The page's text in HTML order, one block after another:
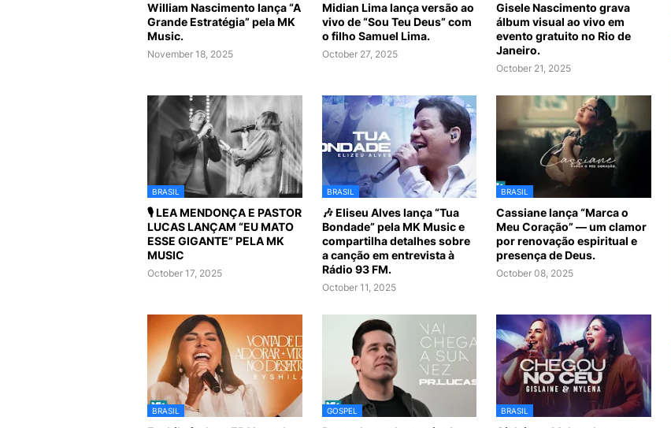
William Nascimento lança “A
Grande Estratégia” pela MK
Music.
November 18, 2025
Midian Lima lança versão ao
vivo de “Sou Teu Deus” com
o filho Samuel Lima.
October 27, 2025
Gisele Nascimento grava
álbum visual ao vivo em
evento gratuito no Rio de
Janeiro.
October 21, 2025
BRASIL
🎙️ LEA MENDONÇA E PASTOR
LUCAS LANÇAM “EU MATO
ESSE GIGANTE” PELA MK
MUSIC
October 17, 2025
BRASIL
🎶 Eliseu Alves lança “Tua
Bondade” pela MK Music e
compartilha detalhes sobre
a canção em entrevista à
Rádio 93 FM.
October 11, 2025
BRASIL
Cassiane lança “Marca o
Meu Coração” — um clamor
por renovação espiritual e
presença de Deus.
October 08, 2025
BRASIL GOSPEL BRASIL